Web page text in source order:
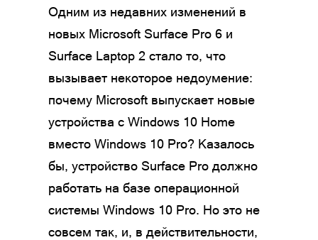
Одним из недавних изменений в
новых Microsoft Surface Pro 6 и
Surface Laptop 2 стало то, что
вызывает некоторое недоумение:
почему Microsoft выпускает новые
устройства с Windows 10 Home
вместо Windows 10 Pro? Казалось
бы, устройство Surface Pro должно
работать на базе операционной
системы Windows 10 Pro. Но это не
совсем так, и, в действительности,